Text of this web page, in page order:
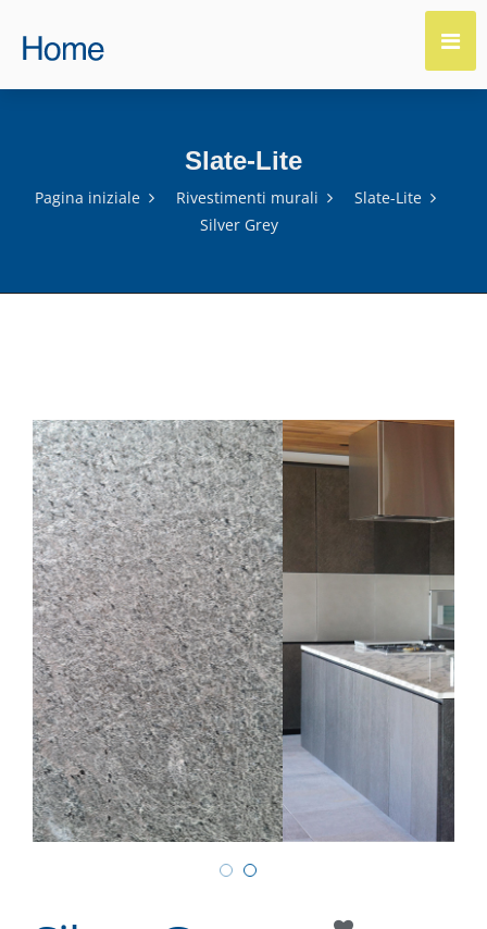
Slate-Lite
Pagina iniziale Rivestimenti murali
Slate-Lite
Silver Grey